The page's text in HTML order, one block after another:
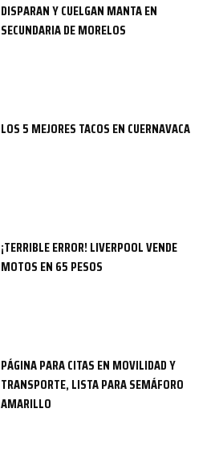
DISPARAN Y CUELGAN MANTA EN
SECUNDARIA DE MORELOS
LOS 5 MEJORES TACOS EN CUERNAVACA
¡TERRIBLE ERROR! LIVERPOOL VENDE
MOTOS EN 65 PESOS
PÁGINA PARA CITAS EN MOVILIDAD Y
TRANSPORTE, LISTA PARA SEMÁFORO
AMARILLO